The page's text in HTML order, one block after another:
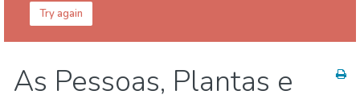
Try again
Eventos locais
Museu & Arte Natureza e ar livre
As Pessoas, Plantas e